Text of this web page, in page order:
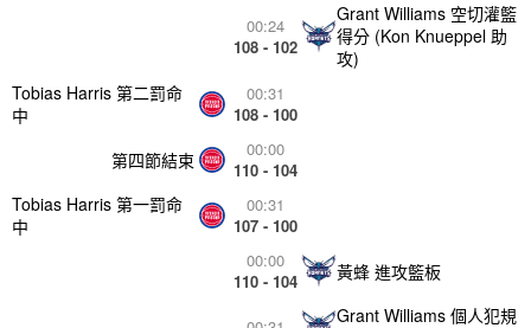
Grant Williams 個人犯規
00:00
110 - 104
黃蜂 進攻籃板
00:31
107 - 100
Tobias Harris 第一罰命
中
00:00
110 - 104
第四節結束
00:31
108 - 100
Tobias Harris 第二罰命
中
00:24
108 - 102
Grant Williams 空切灌籃
得分 (Kon Knueppel 助
攻)